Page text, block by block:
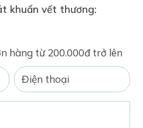
khuẩn vết thương:
hàng từ 200.000đ trở lên